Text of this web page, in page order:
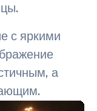
с яркими
а